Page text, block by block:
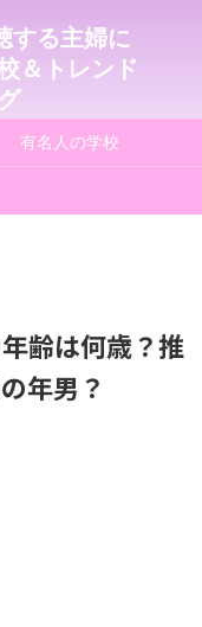
する主婦に
＆トレンド
有名人の学校
齢は何歳？推
年男？